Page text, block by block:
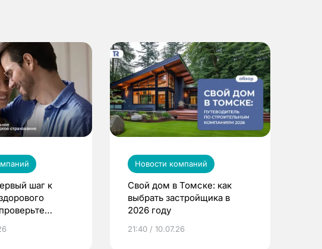
шаг к
Новости компаний
Свой дом в Томске: как
выбрать застройщика в
2026 году
21:40 / 10.07.26